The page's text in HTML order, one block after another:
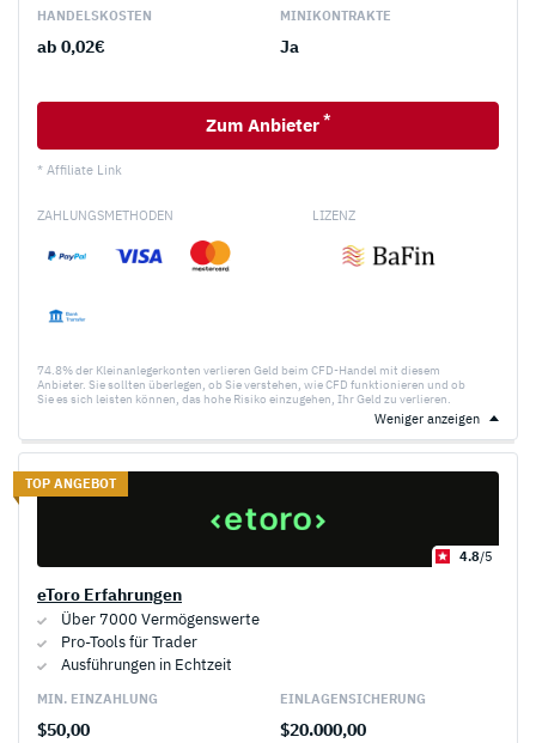
HANDELS­KOSTEN
ab 0,02€
MINI­KONTRAKTE
Ja
Zum Anbieter *
* Affiliate Link
ZAHLUNGSMETHODEN LIZENZ
74.8% der Kleinanlegerkonten verlieren Geld beim CFD-Handel mit diesem
Anbieter. Sie sollten überlegen, ob Sie verstehen, wie CFD funktionieren und ob
Sie es sich leisten können, das hohe Risiko einzugehen, Ihr Geld zu verlieren.
Weniger anzeigen
TOP ANGEBOT
4.8/5
eToro Erfahrungen
Über 7000 Vermögenswerte
Pro-Tools für Trader
Ausführungen in Echtzeit
MIN. EINZAHLUNG
$50,00
EINLAGEN­SICHERUNG
$20.000,00